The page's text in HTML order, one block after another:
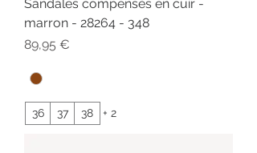
Sandales compensés en cuir -
marron - 28264 - 348
Prix
89,95 €
36 37 38 + 2